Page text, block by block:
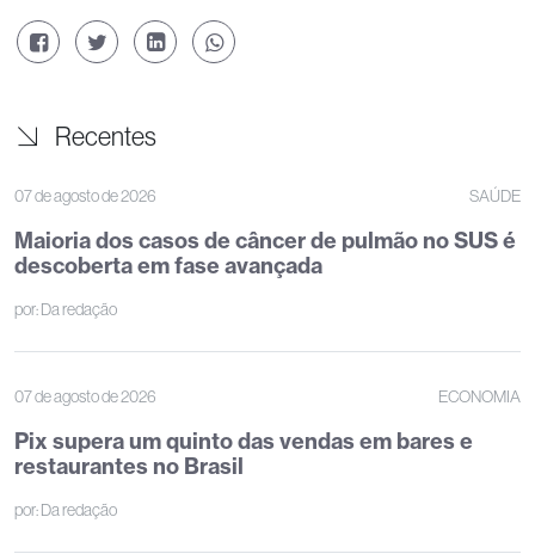
Recentes
07 de agosto de 2026 SAÚDE
Maioria dos casos de câncer de pulmão no SUS é
descoberta em fase avançada
por:Da redação
07 de agosto de 2026 ECONOMIA
Pix supera um quinto das vendas em bares e
restaurantes no Brasil
por:Da redação